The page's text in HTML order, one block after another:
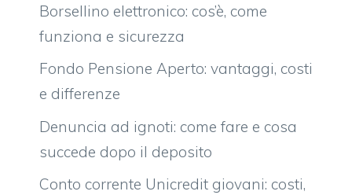
Borsellino elettronico: cos’è, come
funziona e sicurezza
Fondo Pensione Aperto: vantaggi, costi
e differenze
Denuncia ad ignoti: come fare e cosa
succede dopo il deposito
Conto corrente Unicredit giovani: costi,